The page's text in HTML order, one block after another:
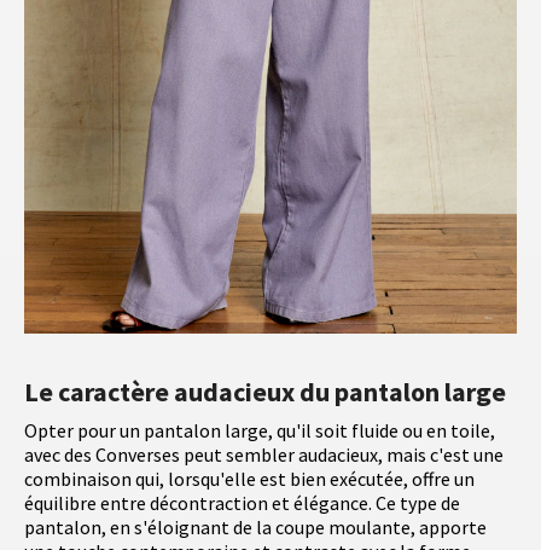
Le caractère audacieux du pantalon large
Opter pour un pantalon large, qu'il soit fluide ou en toile,
avec des Converses peut sembler audacieux, mais c'est une
combinaison qui, lorsqu'elle est bien exécutée, offre un
équilibre entre décontraction et élégance. Ce type de
pantalon, en s'éloignant de la coupe moulante, apporte